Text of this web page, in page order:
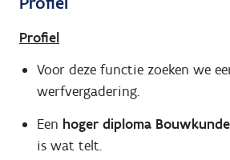
Profiel
Voor deze functie zoeken we
werfvergadering.
Een hoger diploma Bouwkunde
is wat telt.